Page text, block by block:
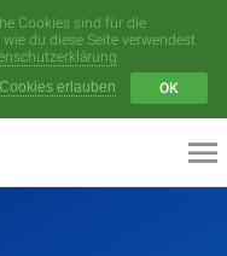
Cookies sind für die
du diese Seite verwendest
.
erlauben
OK
Menü
Videoarchiv